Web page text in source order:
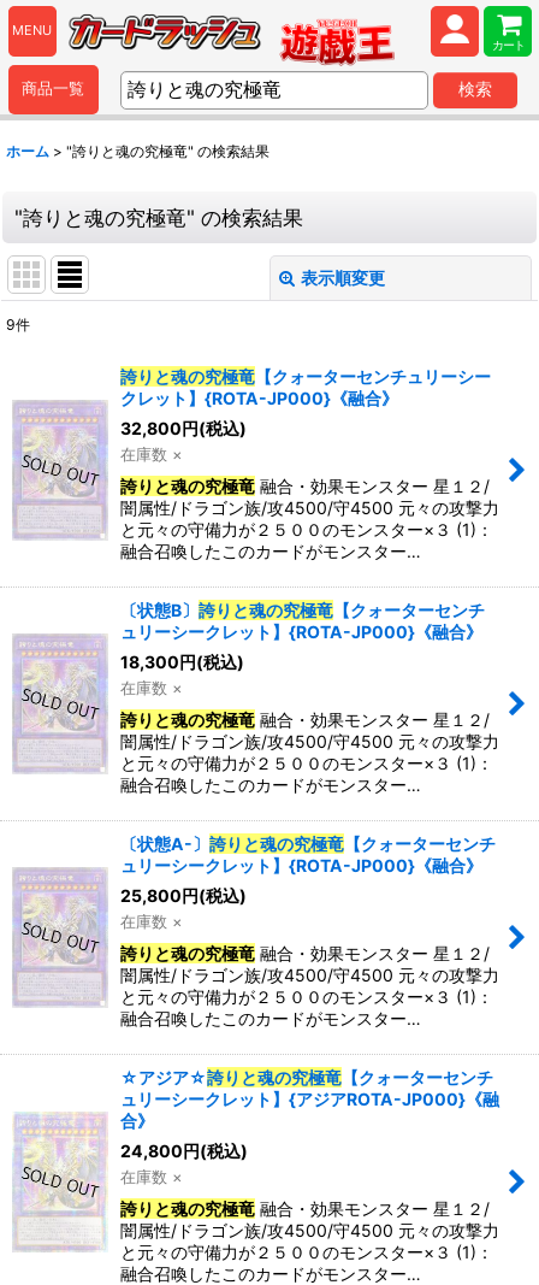
MENU
カート
商品一覧 検索
ホーム > "誇りと魂の究極竜" の検索結果
"誇りと魂の究極竜" の検索結果
表示順変更
表示数:
並び順:
カテゴリ:
絞り込む
9件
誇りと魂の究極竜 【クォーターセンチュリーシー
クレット】{ROTA-JP000}《融合》
32,800円(税込)
在庫数 ×
誇りと魂の究極竜 融合・効果モンスター 星１２/
闇属性/ドラゴン族/攻4500/守4500 元々の攻撃力
と元々の守備力が２５００のモンスター×３ (1)：
融合召喚したこのカードがモンスター…
〔状態B〕 誇りと魂の究極竜 【クォーターセンチ
ュリーシークレット】{ROTA-JP000}《融合》
18,300円(税込)
在庫数 ×
誇りと魂の究極竜 融合・効果モンスター 星１２/
闇属性/ドラゴン族/攻4500/守4500 元々の攻撃力
と元々の守備力が２５００のモンスター×３ (1)：
融合召喚したこのカードがモンスター…
〔状態A-〕 誇りと魂の究極竜 【クォーターセンチ
ュリーシークレット】{ROTA-JP000}《融合》
25,800円(税込)
在庫数 ×
誇りと魂の究極竜 融合・効果モンスター 星１２/
闇属性/ドラゴン族/攻4500/守4500 元々の攻撃力
と元々の守備力が２５００のモンスター×３ (1)：
融合召喚したこのカードがモンスター…
☆アジア☆誇りと魂の究極竜 【クォーターセンチ
ュリーシークレット】{アジアROTA-JP000}《融
合》
24,800円(税込)
在庫数 ×
誇りと魂の究極竜 融合・効果モンスター 星１２/
闇属性/ドラゴン族/攻4500/守4500 元々の攻撃力
と元々の守備力が２５００のモンスター×３ (1)：
融合召喚したこのカードがモンスター…